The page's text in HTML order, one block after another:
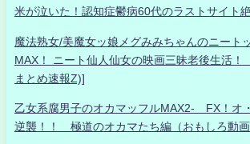
米が泣いた！認知症鬱病60代のラストサイト
魔法熟女/美魔女ッ娘メグみみちゃんのニート
MAX！ ニート仙人仙女の映画三昧老後生活！
まとめ速報Z)]
乙女系腐男子のオカマッフルMAX2- FX！オ
逆襲！！ 極道のオカマたち編（おもしろ動画